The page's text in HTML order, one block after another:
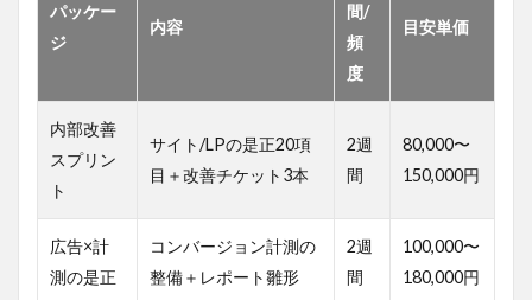
パッケー
ジ
内容
間/
頻
度
目安単価
内部改善
スプリン
ト
サイト/LPの是正20項
目＋改善チケット3本
2週
間
80,000〜
150,000円
広告×計
測の是正
コンバージョン計測の
整備＋レポート雛形
2週
間
100,000〜
180,000円